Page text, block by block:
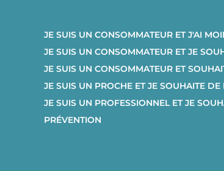
JE SUIS UN CONSOMMATEUR ET J'AI
JE SUIS UN CONSOMMATEUR ET JE
JE SUIS UN CONSOMMATEUR ET
JE SUIS UN PROCHE ET JE SOUHAITE DE
JE SUIS UN PROFESSIONNEL ET JE
PRÉVENTION